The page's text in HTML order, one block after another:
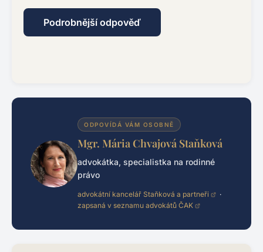
Podrobnější odpověď
ODPOVÍDÁ VÁM OSOBNĚ
Mgr. Mária Chvajová Staňková
advokátka, specialistka na rodinné
právo
advokátní kancelář Staňková a partneři
·
zapsaná v seznamu advokátů ČAK